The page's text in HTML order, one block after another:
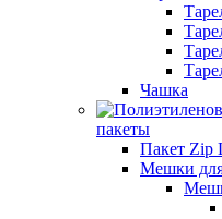
Чашка
пакеты
Пакет Zip
Мешки